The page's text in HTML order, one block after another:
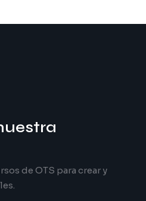
de OTS para crear y